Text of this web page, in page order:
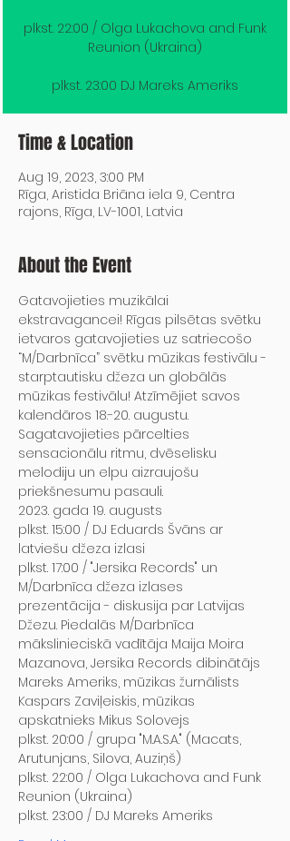
plkst. 22:00 / Olga Lukachova and Funk
Reunion (Ukraina)
plkst. 23:00 DJ Mareks Ameriks
Time & Location
Aug 19, 2023, 3:00 PM
Rīga, Aristida Briāna iela 9, Centra
rajons, Rīga, LV-1001, Latvia
About the Event
Gatavojieties muzikālai
ekstravagancei! Rīgas pilsētas svētku
ietvaros gatavojieties uz satriecošo
“M/Darbnīca” svētku mūzikas festivālu -
starptautisku džeza un globālās
mūzikas festivālu! Atzīmējiet savos
kalendāros 18.-20. augustu.
Sagatavojieties pārcelties
sensacionālu ritmu, dvēselisku
melodiju un elpu aizraujošu
priekšnesumu pasauli.
2023. gada 19. augusts
plkst. 15:00 / DJ Eduards Švāns ar
latviešu džeza izlasi
plkst. 17:00 / "Jersika Records" un
M/Darbnīca džeza izlases
prezentācija - diskusija par Latvijas
Džezu. Piedalās M/Darbnīca
mākslinieciskā vadītāja Maija Moira
Mazanova, Jersika Records dibinātājs
Mareks Ameriks, mūzikas žurnālists
Kaspars Zaviļeiskis, mūzikas
apskatnieks Mikus Solovejs
plkst. 20:00 / grupa "M.A.S.A." (Macats,
Arutunjans, Silova, Auziņš)
plkst. 22:00 / Olga Lukachova and Funk
Reunion (Ukraina)
plkst. 23:00 / DJ Mareks Ameriks